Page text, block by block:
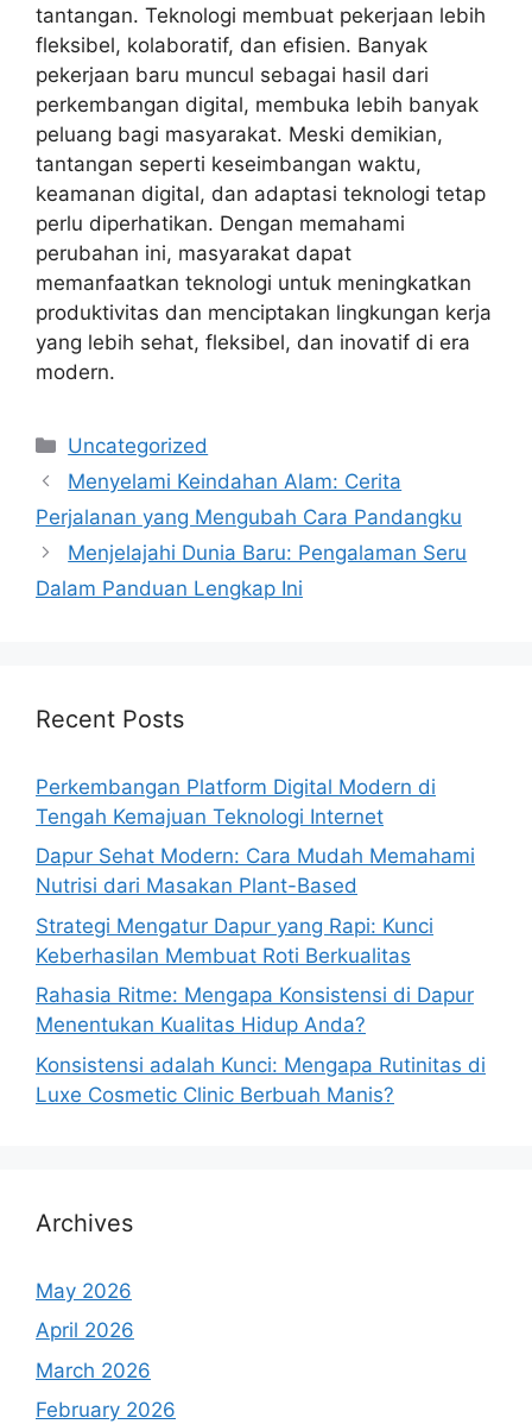
tantangan. Teknologi membuat pekerjaan lebih
fleksibel, kolaboratif, dan efisien. Banyak
pekerjaan baru muncul sebagai hasil dari
perkembangan digital, membuka lebih banyak
peluang bagi masyarakat. Meski demikian,
tantangan seperti keseimbangan waktu,
keamanan digital, dan adaptasi teknologi tetap
perlu diperhatikan. Dengan memahami
perubahan ini, masyarakat dapat
memanfaatkan teknologi untuk meningkatkan
produktivitas dan menciptakan lingkungan kerja
yang lebih sehat, fleksibel, dan inovatif di era
modern.
Categories
Uncategorized
Menyelami Keindahan Alam: Cerita
Perjalanan yang Mengubah Cara Pandangku
Menjelajahi Dunia Baru: Pengalaman Seru
Dalam Panduan Lengkap Ini
Recent Posts
Perkembangan Platform Digital Modern di
Tengah Kemajuan Teknologi Internet
Dapur Sehat Modern: Cara Mudah Memahami
Nutrisi dari Masakan Plant-Based
Strategi Mengatur Dapur yang Rapi: Kunci
Keberhasilan Membuat Roti Berkualitas
Rahasia Ritme: Mengapa Konsistensi di Dapur
Menentukan Kualitas Hidup Anda?
Konsistensi adalah Kunci: Mengapa Rutinitas di
Luxe Cosmetic Clinic Berbuah Manis?
Archives
May 2026
April 2026
March 2026
February 2026